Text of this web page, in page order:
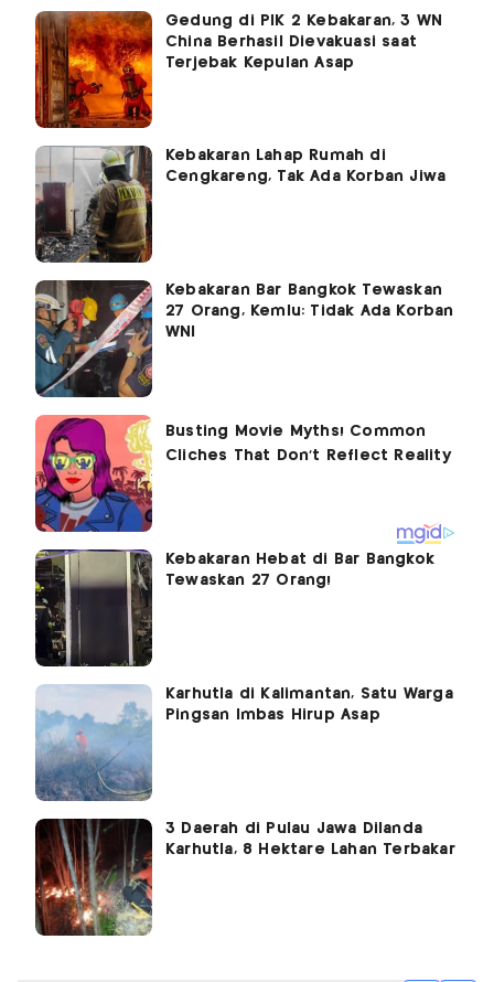
Gedung di PIK 2 Kebakaran, 3 WN
China Berhasil Dievakuasi saat
Terjebak Kepulan Asap
Kebakaran Lahap Rumah di
Cengkareng, Tak Ada Korban Jiwa
Kebakaran Bar Bangkok Tewaskan
27 Orang, Kemlu: Tidak Ada Korban
WNI
Kebakaran Hebat di Bar Bangkok
Tewaskan 27 Orang!
Karhutla di Kalimantan, Satu Warga
Pingsan Imbas Hirup Asap
3 Daerah di Pulau Jawa Dilanda
Karhutla, 8 Hektare Lahan Terbakar